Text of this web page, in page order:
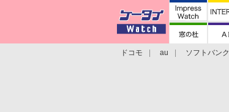
ドコモ au ソフトバンク